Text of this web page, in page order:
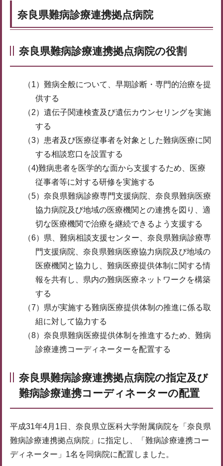
奈良県難病診療連携拠点病院
奈良県難病診療連携拠点病院の役割
（1）難病全般について、早期診断・専門的治療を提
供する
（2）遺伝子関連検査及び遺伝カウンセリングを実施
する
（3）患者及び医療従事者を対象とした難病医療に関
する相談窓口を設置する
（4)難病患者を医学的な面から支援するため、医療
従事者等に対する研修を実施する
（5）奈良県難病診療専門支援病院、奈良県難病医療
協力病院及び地域の医療機関との連携を図り、適
切な医療機関で治療を継続できるよう支援する
（6）県、難病相談支援センター、奈良県難病診療専
門支援病院、奈良県難病医療協力病院及び地域の
医療機関と協力し、難病医療提供体制に関する情
報を共有し、県内の難病医療ネットワークを構築
する
（7）県が実施する難病医療提供体制の推進に係る取
組に対して協力する
（8）奈良県難病医療提供体制を推進するため、難病
診療連携コーディネーターを配置する
奈良県難病診療連携拠点病院の指定及び
難病診療連携コーディネーターの配置
平成31年4月1日、奈良県立医科大学附属病院を「奈良県
難病診療連携拠点病院」に指定し、「難病診療連携コー
ディネーター」1名を同病院に配置しました。